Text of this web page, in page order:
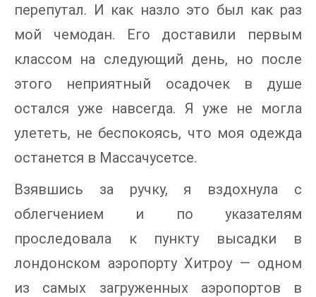
перепутал. И как назло это был как раз
мой чемодан. Его доставили первым
классом на следующий день, но после
этого неприятный осадочек в душе
остался уже навсегда. Я уже не могла
улететь, не беспокоясь, что моя одежда
останется в Массачусетсе.
Взявшись за ручку, я вздохнула с
облегчением и по указателям
проследовала к пункту высадки в
лондонском аэропорту Хитроу — одном
из самых загруженных аэропортов в